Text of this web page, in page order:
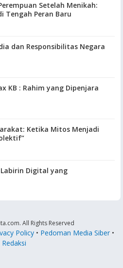
Setelah Menikah:
Tengah Peran Baru
dan Responsibilitas Negara
Dipenjara
Ketika Mitos Menjadi
Digital yang
All Rights Reserved
Policy• Pedoman Media Siber•
Redaksi